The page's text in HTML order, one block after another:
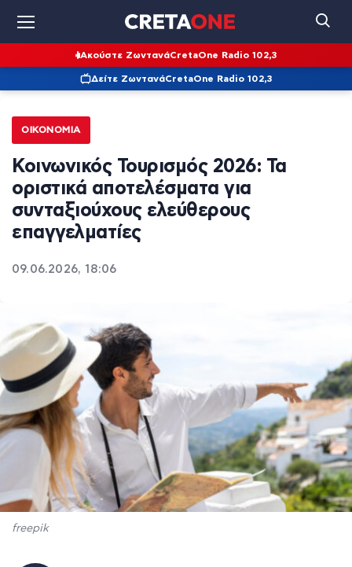
Ακούστε ΖωντανάCretaOne Radio 102,3
Δείτε ΖωντανάCretaOne Radio 102,3
ΟΙΚΟΝΟΜΊΑ
Κοινωνικός Τουρισμός 2026: Τα
οριστικά αποτελέσματα για
συνταξιούχους ελεύθερους
επαγγελματίες
09.06.2026, 18:06
freepik